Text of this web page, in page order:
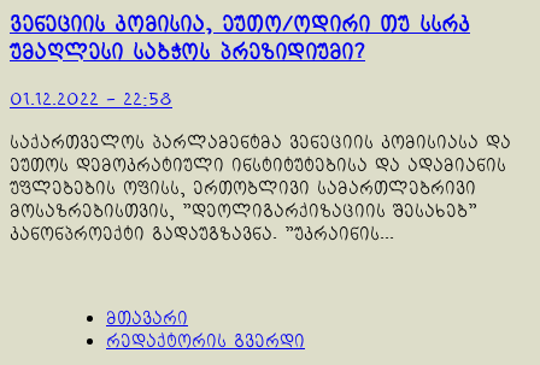
ვენეციის კომისია, ეუთო/ოდირი თუ სსრკ
უმაღლესი საბჭოს პრეზიდიუმი?
01.12.2022 - 22:58
საქართველოს პარლამენტმა ვენეციის კომისიასა და
ეუთოს დემოკრატიული ინსტიტუტებისა და ადამიანის
უფლებების ოფისს, ერთობლივი სამართლებრივი
მოსაზრებისთვის, "დეოლიგარქიზაციის შესახებ"
კანონპროექტი გადაუგზავნა. "უკრაინის...
მთავარი
რედაქტორის გვერდი